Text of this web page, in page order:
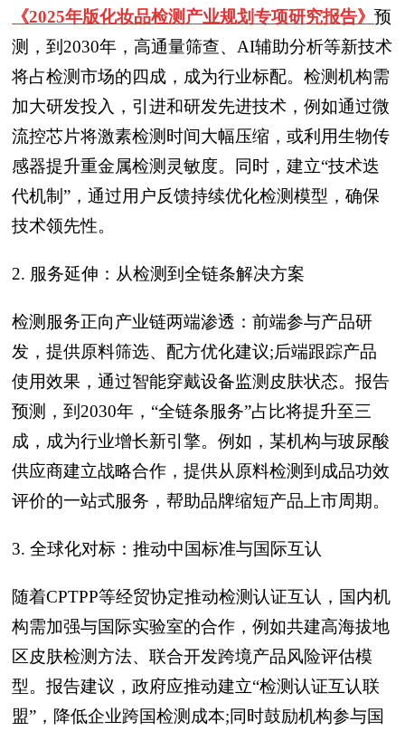
《2025年版化妆品检测产业规划专项研究报告》 预
测，到2030年，高通量筛查、AI辅助分析等新技术
将占检测市场的四成，成为行业标配。检测机构需
加大研发投入，引进和研发先进技术，例如通过微
流控芯片将激素检测时间大幅压缩，或利用生物传
感器提升重金属检测灵敏度。同时，建立“技术迭
代机制”，通过用户反馈持续优化检测模型，确保
技术领先性。
2. 服务延伸：从检测到全链条解决方案
检测服务正向产业链两端渗透：前端参与产品研
发，提供原料筛选、配方优化建议;后端跟踪产品
使用效果，通过智能穿戴设备监测皮肤状态。报告
预测，到2030年，“全链条服务”占比将提升至三
成，成为行业增长新引擎。例如，某机构与玻尿酸
供应商建立战略合作，提供从原料检测到成品功效
评价的一站式服务，帮助品牌缩短产品上市周期。
3. 全球化对标：推动中国标准与国际互认
随着CPTPP等经贸协定推动检测认证互认，国内机
构需加强与国际实验室的合作，例如共建高海拔地
区皮肤检测方法、联合开发跨境产品风险评估模
型。报告建议，政府应推动建立“检测认证互认联
盟”，降低企业跨国检测成本;同时鼓励机构参与国